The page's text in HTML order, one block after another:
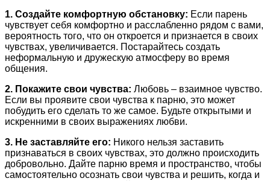
1. Создайте комфортную обстановку: Если парень
чувствует себя комфортно и расслабленно рядом с вами,
вероятность того, что он откроется и признается в своих
чувствах, увеличивается. Постарайтесь создать
неформальную и дружескую атмосферу во время
общения.
2. Покажите свои чувства: Любовь – взаимное чувство.
Если вы проявите свои чувства к парню, это может
побудить его сделать то же самое. Будьте открытыми и
искренними в своих выражениях любви.
3. Не заставляйте его: Никого нельзя заставить
признаваться в своих чувствах, это должно происходить
добровольно. Дайте парню время и пространство, чтобы
самостоятельно осознать свои чувства и решить, когда и